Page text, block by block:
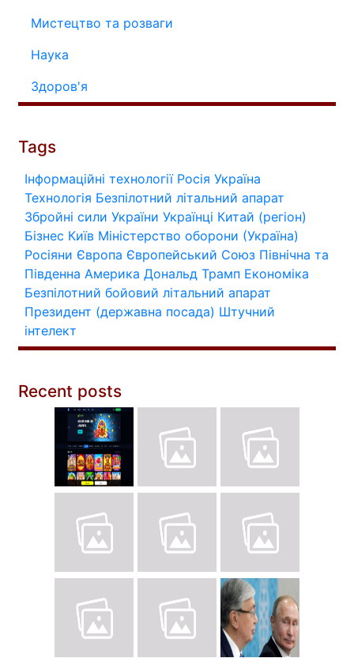
Мистецтво та розваги
Наука
Здоров'я
Tags
Інформаційні технології Росія Україна
Технологія Безпілотний літальний апарат
Збройні сили України Українці Китай (регіон)
Бізнес Київ Міністерство оборони (Україна)
Росіяни Європа Європейський Союз Північна та
Південна Америка Дональд Трамп Економіка
Безпілотний бойовий літальний апарат
Президент (державна посада) Штучний
інтелект
Recent posts